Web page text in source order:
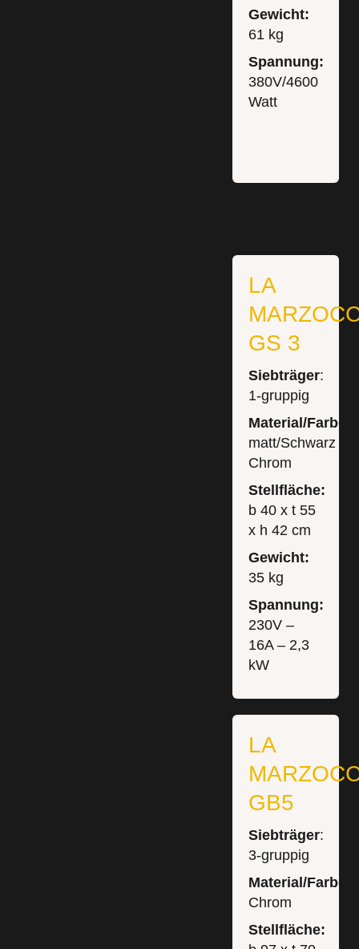
Gewicht:
61 kg
Spannung:
380V/4600
Watt
LA
GS 3
Siebträger:
1-gruppig
Material/Farbe:
matt/Schwarz
Chrom
Stellfläche:
b 40 x t 55
x h 42 cm
Gewicht:
35 kg
Spannung:
230V –
16A – 2,3
kW
LA
GB5
Siebträger:
3-gruppig
Material/Farbe:
Chrom
Stellfläche: